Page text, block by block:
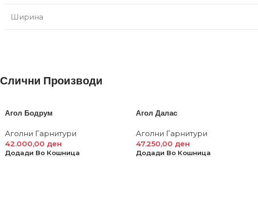
Ширина
Слични Производи
Агол Бодрум
Аголни Гарнитури
42.000,00 ден
Додади Во Кошница
Агол Далас
Аголни Гарнитури
47.250,00 ден
Додади Во Кошница